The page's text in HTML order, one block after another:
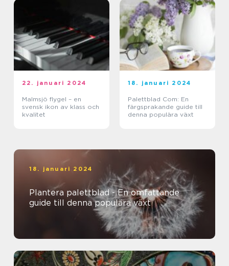
22. januari 2024
Malmsjö flygel – en
svensk ikon av klass och
kvalitet
18. januari 2024
Palettblad Com: En
färgsprakande guide till
denna populära växt
18. januari 2024
Plantera palettblad - En omfattande
guide till denna populära växt